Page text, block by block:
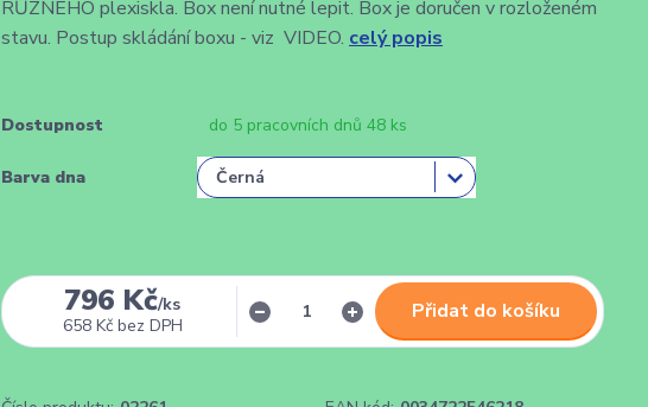
RŮZNÉHO plexiskla. Box není nutné lepit. Box je doručen v rozloženém
stavu. Postup skládání boxu - viz VIDEO. celý popis
Dostupnost do 5 pracovních dnů 48 ks
Barva dna
796 Kč/ks
658 Kč bez DPH
Přidat do košíku